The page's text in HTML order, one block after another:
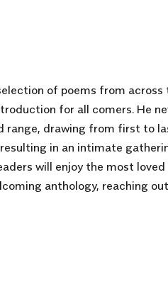
of poems from
for all comers. He
range, drawing from first to
in an intimate
will enjoy the most
anthology, reaching